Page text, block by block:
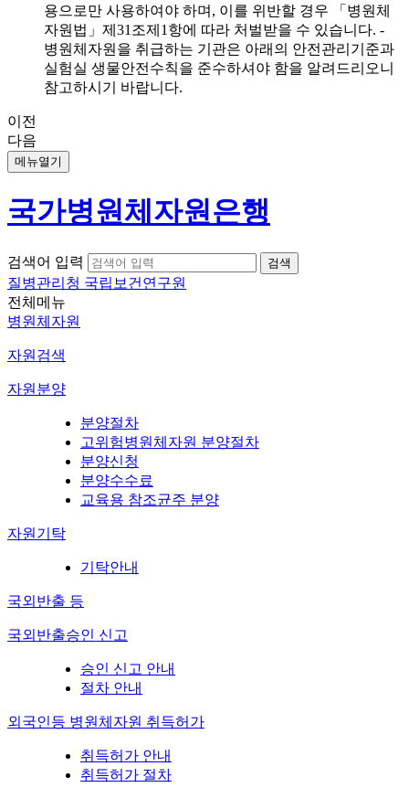
용으로만 사용하여야 하며, 이를 위반할 경우 「병원체
자원법」제31조제1항에 따라 처벌받을 수 있습니다. -
병원체자원을 취급하는 기관은 아래의 안전관리기준과
실험실 생물안전수칙을 준수하셔야 함을 알려드리오니
참고하시기 바랍니다.
이전
다음
메뉴열기
국가병원체자원은행
검색어 입력
질병관리청 국립보건연구원
전체메뉴
병원체자원
자원검색
자원분양
분양절차
고위험병원체자원 분양절차
분양신청
분양수수료
교육용 참조균주 분양
자원기탁
기탁안내
국외반출 등
국외반출승인 신고
승인 신고 안내
절차 안내
외국인등 병원체자원 취득허가
취득허가 안내
취득허가 절차